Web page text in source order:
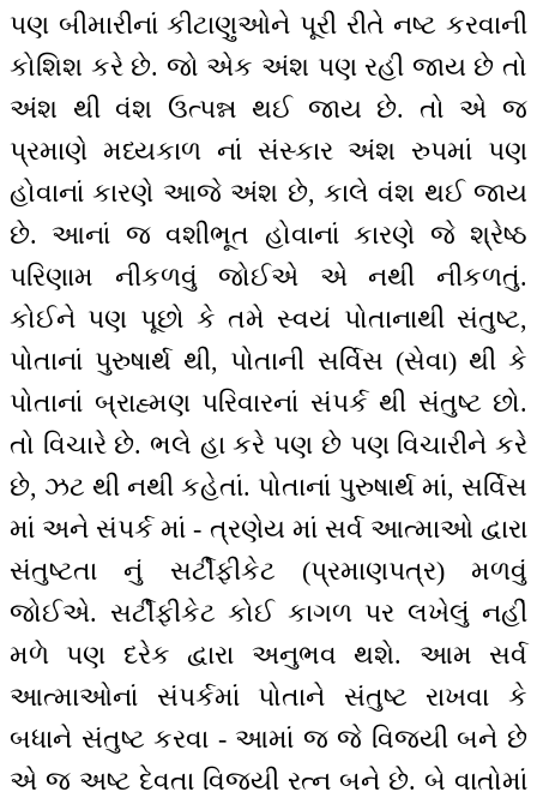
પણ બીમારીનાં કીટાણુઓને પૂરી રીતે નષ્ટ કરવાની
કોશિશ કરે છે. જો એક અંશ પણ રહી જાય છે તો
અંશ થી વંશ ઉત્પન્ન થઈ જાય છે. તો એ જ
પ્રમાણે મધ્યકાળ નાં સંસ્કાર અંશ રુપમાં પણ
હોવાનાં કારણે આજે અંશ છે, કાલે વંશ થઈ જાય
છે. આનાં જ વશીભૂત હોવાનાં કારણે જે શ્રેષ્ઠ
પરિણામ નીકળવું જોઈએ એ નથી નીકળતું.
કોઈને પણ પૂછો કે તમે સ્વયં પોતાનાથી સંતુષ્ટ,
પોતાનાં પુરુષાર્થ થી, પોતાની સર્વિસ (સેવા) થી કે
પોતાનાં બ્રાહ્મણ પરિવારનાં સંપર્ક થી સંતુષ્ટ છો.
તો વિચારે છે. ભલે હા કરે પણ છે પણ વિચારીને કરે
છે, ઝટ થી નથી કહેતાં. પોતાનાં પુરુષાર્થ માં, સર્વિસ
માં અને સંપર્ક માં - ત્રણેય માં સર્વ આત્માઓ દ્વારા
સંતુષ્ટતા નું સર્ટીફીકેટ (પ્રમાણપત્ર) મળવું
જોઈએ. સર્ટીફીકેટ કોઈ કાગળ પર લખેલું નહીં
મળે પણ દરેક દ્વારા અનુભવ થશે. આમ સર્વ
આત્માઓનાં સંપર્કમાં પોતાને સંતુષ્ટ રાખવા કે
બધાને સંતુષ્ટ કરવા - આમાં જ જે વિજયી બને છે
એ જ અષ્ટ દેવતા વિજયી રત્ન બને છે. બે વાતોમાં